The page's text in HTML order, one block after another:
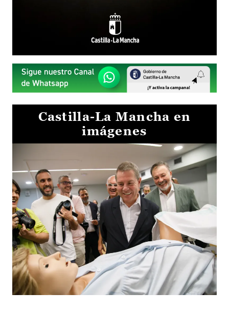
Castilla-La Mancha en
imágenes